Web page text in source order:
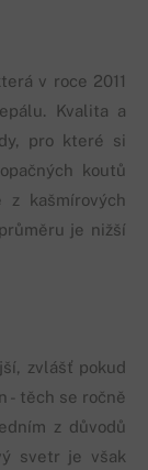
v roce 2011
Kvalita a
pro které si
koutů
kašmírových
je nižší
zvlášť pokud
- těch se ročně
z důvodů
svetr je však